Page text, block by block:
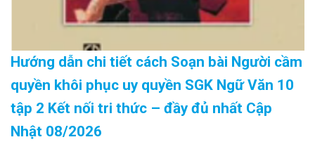
Hướng dẫn chi tiết cách Soạn bài Người cầm
quyền khôi phục uy quyền SGK Ngữ Văn 10
tập 2 Kết nối tri thức – đầy đủ nhất Cập
Nhật 08/2026